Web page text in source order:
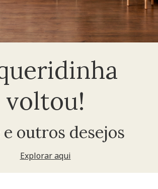
voltou!
e outros desejos
Explorar aqui